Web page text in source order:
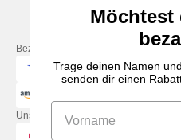
Bezahlung mit
Unsere Paketzusteller
Möchtest
Trage deinen Namen
senden dir einen